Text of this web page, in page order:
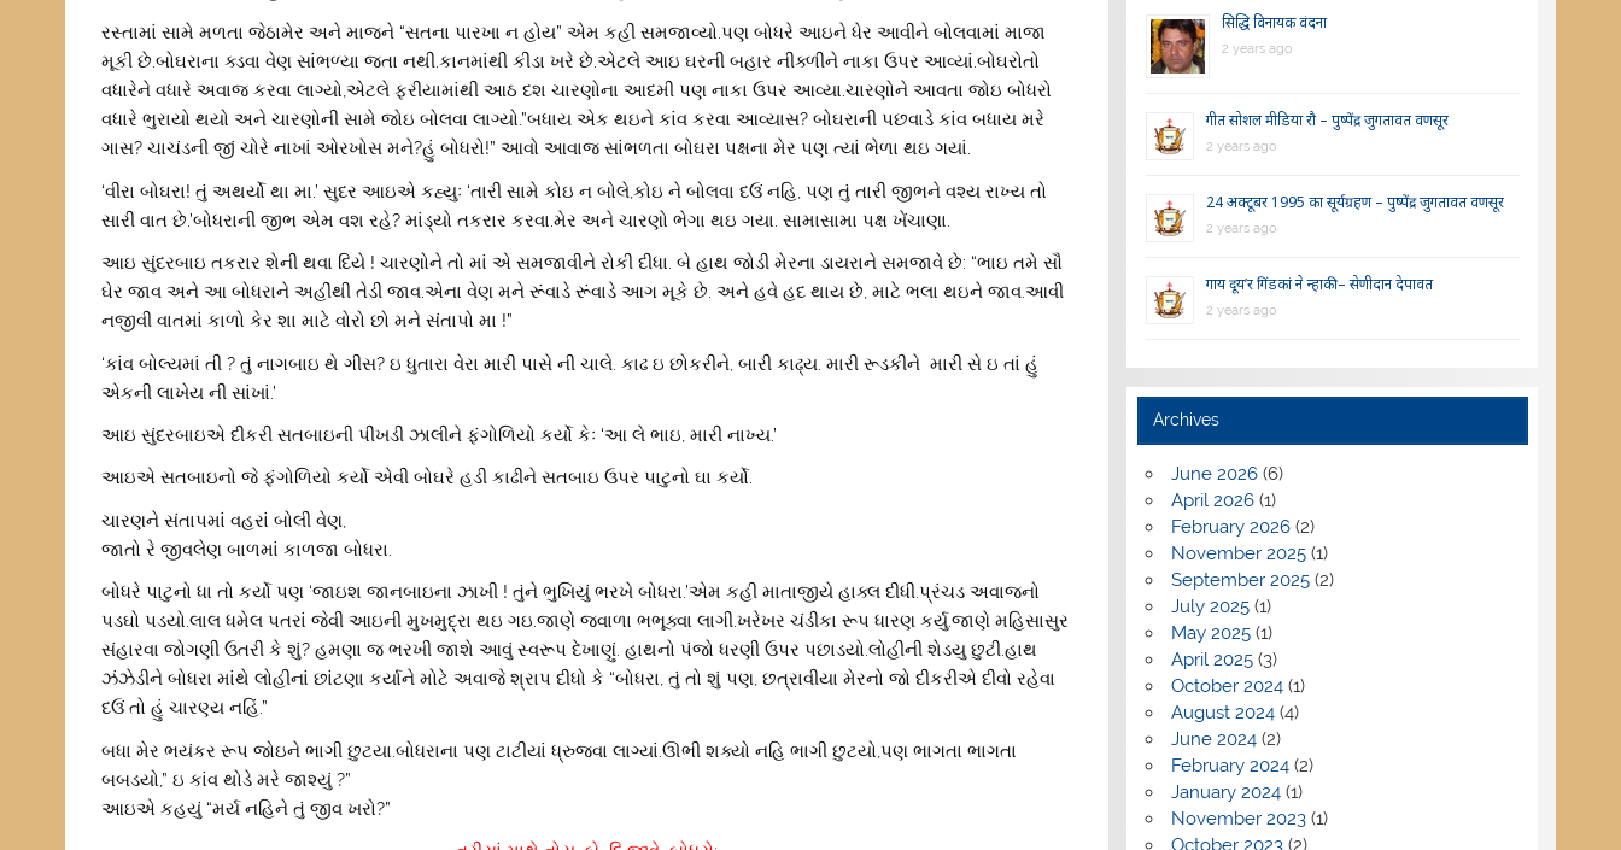
રસ્તામાં સામે મળતા જેઠામેર અને માજને “સતના પારખા ન હોય” એમ કહી સમજાવ્યો.પણ બોધરે આઇને ધેર આવીને બોલવામાં માજા
મૂકી છે.બોઘરાના ક્ડવા વેણ સાંભળ્યા જતા નથી.કાનમાંથી કીડા ખરે છે.એટલે આઇ ઘરની બહાર નીક્ળીને નાકા ઉપર આવ્યાં.બોઘરોતો
વધારેને વધારે અવાજ કરવા લાગ્યો,એટલે ફરીયામાંથી આઠ દશ ચારણોના આદમી પણ નાકા ઉપર આવ્યા.ચારણોને આવતા જોઇ બોધરો
વધારે ભુરાયો થયો અને ચારણોની સામે જોઇ બોલવા લાગ્યો.”બધાય એક થઇને કાંવ કરવા આવ્યાસ? બોઘરાની પછવાડે કાંવ બધાય મરે
ગાસ? ચાચંડની જીં ચોરે નાખાં ઓરખોસ મને?હું બોધરો!” આવો આવાજ સાંભળતા બોઘરા પક્ષના મેર પણ ત્યાં ભેળા થઇ ગયાં.
‘વીરા બોઘરા! તું અથર્યો થા મા.’ સુદર આઇએ કહ્યુઃ ‘તારી સામે કોઇ ન બોલે,કોઇ ને બોલવા દઉં નહિ, પણ તું તારી જીભને વશ્ય રાખ્ય તો
સારી વાત છે.’બોધરાની જીભ એમ વશ રહે? માંડ્યો તકરાર કરવા.મેર અને ચારણો ભેગા થઇ ગયા. સામાસામા પક્ષ ખેંચાણા.
આઇ સુંદરબાઇ તકરાર શેની થવા દિયે ! ચારણોને તો માં એ સમજાવીને રોકી દીધા. બે હાથ જોડી મેરના ડાયરાને સમજાવે છે: “ભાઇ તમે સૌ
ઘેર જાવ અને આ બોધરાને અહીંથી તેડી જાવ.એના વેણ મને રૂંવાડે રૂંવાડે આગ મૂકે છે. અને હવે હદ થાય છે, માટે ભલા થઇને જાવ.આવી
નજીવી વાતમાં કાળો કેર શા માટે વોરો છો મને સંતાપો મા !”
‘કાંવ બોલ્યમાં તી ? તું નાગબાઇ થે ગીસ? ઇ ધુતારા વેરા મારી પાસે ની ચાલે. કાઢ ઇ છોકરીને, બારી કાઢ્ય. મારી રૂડકીને મારી સે ઇ તાં હું
એકની લાખેય નીં સાંખાં.’
આઇ સુંદરબાઇએ દીકરી સતબાઇની પીંખડી ઝાલીને ફંગોળિયો કર્યો કેઃ ‘આ લે ભાઇ, મારી નાખ્ય.’
આઇએ સતબાઇનો જે ફંગોળિયો કર્યો એવી બોઘરે હડી કાઢીને સતબાઇ ઉપર પાટુનો ઘા કર્યો.
ચારણને સંતાપમાં વહરાં બોલી વેણ,
જાતો રે જીવલેણ બાળમાં કાળજા બોધરા.
બોધરે પાટુનો ધા તો કર્યો પણ ‘જાઇશ જાનબાઇના ઝાખી ! તુંને ભુખિયું ભરખે બોધરા.’એમ કહી માતાજીયે હાક્લ દીધી.પ્રંચડ અવાજનો
પડઘો પડયો.લાલ ધમેલ પતરાં જેવી આઇની મુખમુદ્રા થઇ ગઇ.જાણે જવાળા ભભૂક્વા લાગી.ખરેખર ચંડીકા રૂપ ધારણ કર્યુ.જાણે મહિસાસુર
સંહારવા જોગણી ઉતરી કે શું? હમણા જ ભરખી જાશે આવું સ્વરૂપ દેખાણું. હાથનો પંજો ધરણી ઉપર પછાડયો.લોહીની શેડયુ છુટી.હાથ
ઝંઝેડીને બોધરા માંથે લોહીનાં છાંટણા કર્યાને મોટે અવાજે શ્રાપ દીધો કે “બોધરા, તું તો શું પણ, છત્રાવીયા મેરનો જો દીકરીએ દીવો રહેવા
દઉં તો હું ચારણ્ય નહિં.”
બધા મેર ભયંકર રૂપ જોઇને ભાગી છુટયા.બોધરાના પણ ટાટીયાં ધ્રુજવા લાગ્યાં.ઊભી શક્યો નહિ ભાગી છુટયો,પણ ભાગતા ભાગતા
બબડયો,” ઇ કાંવ થોડે મરે જાશ્યું ?”
આઇએ કહયું “મર્ય નહિને તું જીવ ખરો?”
सिद्धि विनायक वंदना
2 years ago
गीत सोशल मीडिया रौ – पुष्पेंद्र जुगतावत वणसूर
2 years ago
24 अक्टूबर 1995 का सूर्यग्रहण – पुष्पेंद्र जुगतावत वणसूर
2 years ago
गाय दूय’र गिंडकां ने न्हाकी – सेणीदान देपावत
2 years ago
Archives
June 2026(6)
April 2026(1)
February 2026(2)
November 2025(1)
September 2025(2)
July 2025(1)
May 2025(1)
April 2025(3)
October 2024(1)
August 2024(4)
June 2024(2)
February 2024(2)
January 2024(1)
November 2023(1)
October 2023(2)